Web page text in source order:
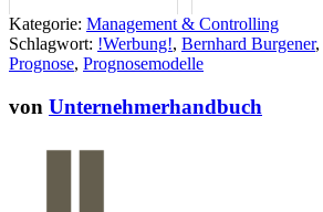
Widerspruch
Kategorie: Management & Controlling
Schlagwort: !Werbung!, Bernhard Burgener,
Prognose, Prognosemodelle
von Unternehmerhandbuch